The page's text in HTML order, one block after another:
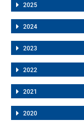
2025
2024
2023
2022
2021
2020